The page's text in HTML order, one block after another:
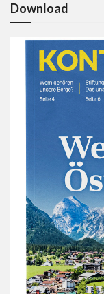
Download